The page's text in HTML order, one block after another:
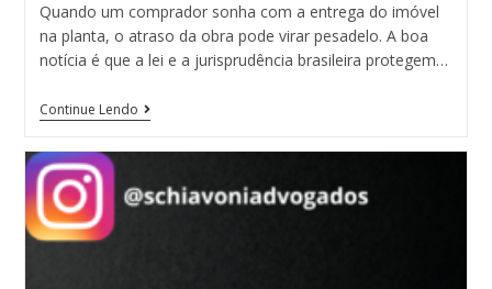
Quando um comprador sonha com a entrega do imóvel
na planta, o atraso da obra pode virar pesadelo. A boa
notícia é que a lei e a jurisprudência brasileira protegem…
Continue Lendo